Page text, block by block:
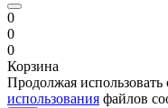
0
0
0
Корзина
Продолжая использовать
использования файлов